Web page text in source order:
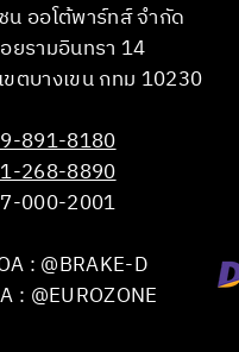
น ออโต้พาร์ทส์ จำกัด
ยรามอินทรา 14
ขตบางเขน กทม 10230
891-8180
268-8890
000-2001
: @BRAKE-D
: @EUROZONE